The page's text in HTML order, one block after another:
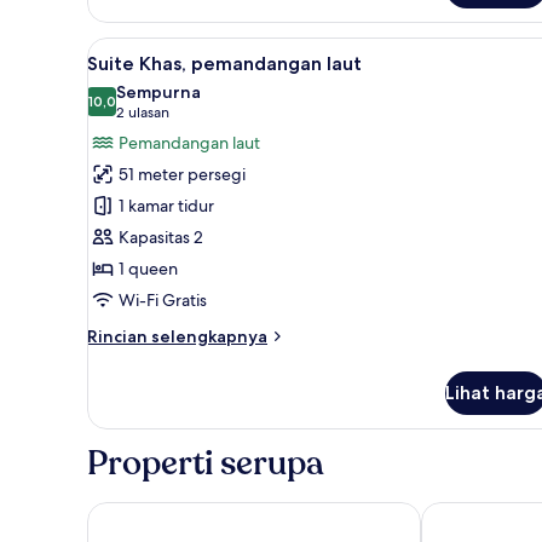
Double
atau
Twin
pemandangan
laut
Lihat
semua
foto
untuk
Suite
Khas,
pemandangan
laut
Suite Khas, pemandangan
9
Suite Khas, pemandangan laut
10,010,0 dari 10
Sempurna
2 ulasan
(2
ulasan)
Pemandangan laut
51 meter persegi
1 kamar tidur
Kapasitas 2
1 queen
Wi-Fi Gratis
Rincian selengkapnya
Rincian
Suite
pemandangan
Lihat
Properti serupa
Amanti, MadeForTwo Hotels – Ayia NapaNissiblu